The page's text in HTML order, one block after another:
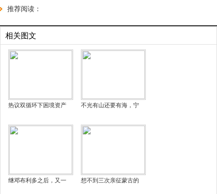
推荐阅读：
相关图文
热议双循环下困境资产 不光有山还要有海，宁
继邓布利多之后，又一 想不到三次亲征蒙古的